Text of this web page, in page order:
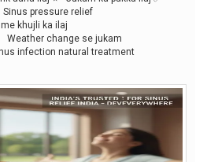
Sinus pressure relief
khujli ka ilaj
Weather change se jukam
infection natural treatment